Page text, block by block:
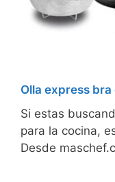
Olla express
Si estas
para la cocina,
Desde